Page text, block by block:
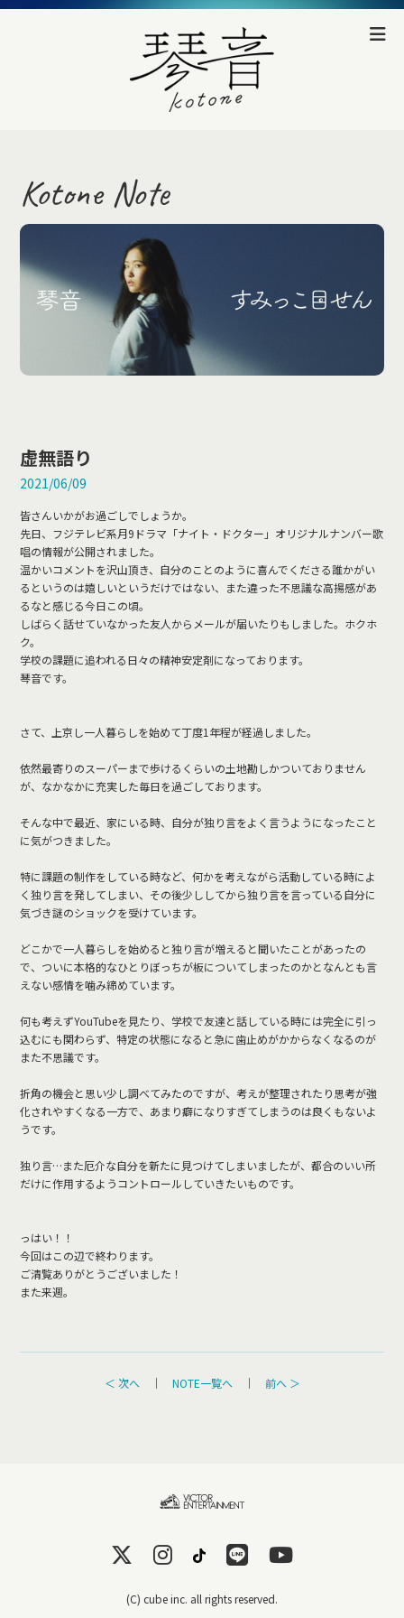
Kotone Note
虚無語り
2021/06/09
皆さんいかがお過ごしでしょうか。
先日、フジテレビ系月9ドラマ「ナイト・ドクター」オリジナルナンバー歌
唱の情報が公開されました。
温かいコメントを沢山頂き、自分のことのように喜んでくださる誰かがい
るというのは嬉しいというだけではない、また違った不思議な高揚感があ
るなと感じる今日この頃。
しばらく話せていなかった友人からメールが届いたりもしました。ホクホ
ク。
学校の課題に追われる日々の精神安定剤になっております。
琴音です。
さて、上京し一人暮らしを始めて丁度1年程が経過しました。
依然最寄りのスーパーまで歩けるくらいの土地勘しかついておりません
が、なかなかに充実した毎日を過ごしております。
そんな中で最近、家にいる時、自分が独り言をよく言うようになったこと
に気がつきました。
特に課題の制作をしている時など、何かを考えながら活動している時によ
く独り言を発してしまい、その後少ししてから独り言を言っている自分に
気づき謎のショックを受けています。
どこかで一人暮らしを始めると独り言が増えると聞いたことがあったの
で、ついに本格的なひとりぼっちが板についてしまったのかとなんとも言
えない感情を噛み締めています。
何も考えずYouTubeを見たり、学校で友達と話している時には完全に引っ
込むにも関わらず、特定の状態になると急に歯止めがかからなくなるのが
また不思議です。
折角の機会と思い少し調べてみたのですが、考えが整理されたり思考が強
化されやすくなる一方で、あまり癖になりすぎてしまうのは良くもないよ
うです。
独り言…また厄介な自分を新たに見つけてしまいましたが、都合のいい所
だけに作用するようコントロールしていきたいものです。
っはい！！
今回はこの辺で終わります。
ご清覧ありがとうございました！
また来週。
＜ 次へ ｜ NOTE一覧へ ｜ 前へ ＞
(C) cube inc. all rights reserved.